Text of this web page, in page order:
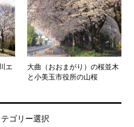
エ
大曲（おおまがり）の桜並木
と小美玉市役所の山桜
ゴリー選択